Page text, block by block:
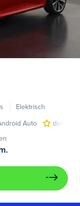
Elektrisch
Auto